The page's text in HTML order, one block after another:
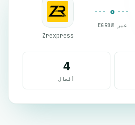
عبر EGROW
Zrexpress
4
أفعال